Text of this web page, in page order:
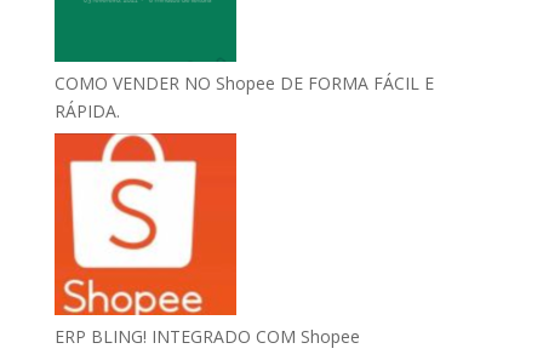
COMO VENDER NO Shopee DE FORMA FÁCIL E
RÁPIDA.
ERP BLING! INTEGRADO COM Shopee